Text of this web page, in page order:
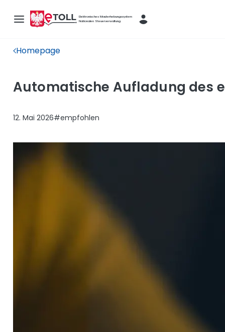
Elektronisches Mauterhebungssystem
Nationalen Steuerverwaltung
Homepage
Automatische Aufladung des
12. Mai 2026#empfohlen